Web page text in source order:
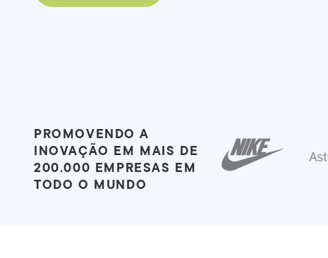
PROMOVENDO A
INOVAÇÃO EM MAIS DE
200.000 EMPRESAS EM
TODO O MUNDO